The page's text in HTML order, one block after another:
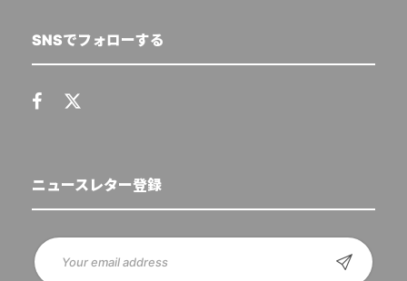
SNSでフォローする
ニュースレター登録